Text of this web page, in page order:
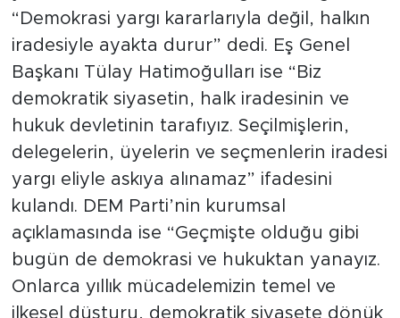
“Demokrasi yargı kararlarıyla değil, halkın
iradesiyle ayakta durur” dedi. Eş Genel
Başkanı Tülay Hatimoğulları ise “Biz
demokratik siyasetin, halk iradesinin ve
hukuk devletinin tarafıyız. Seçilmişlerin,
delegelerin, üyelerin ve seçmenlerin iradesi
yargı eliyle askıya alınamaz” ifadesini
kulandı. DEM Parti’nin kurumsal
açıklamasında ise “Geçmişte olduğu gibi
bugün de demokrasi ve hukuktan yanayız.
Onlarca yıllık mücadelemizin temel ve
ilkesel düsturu, demokratik siyasete dönük